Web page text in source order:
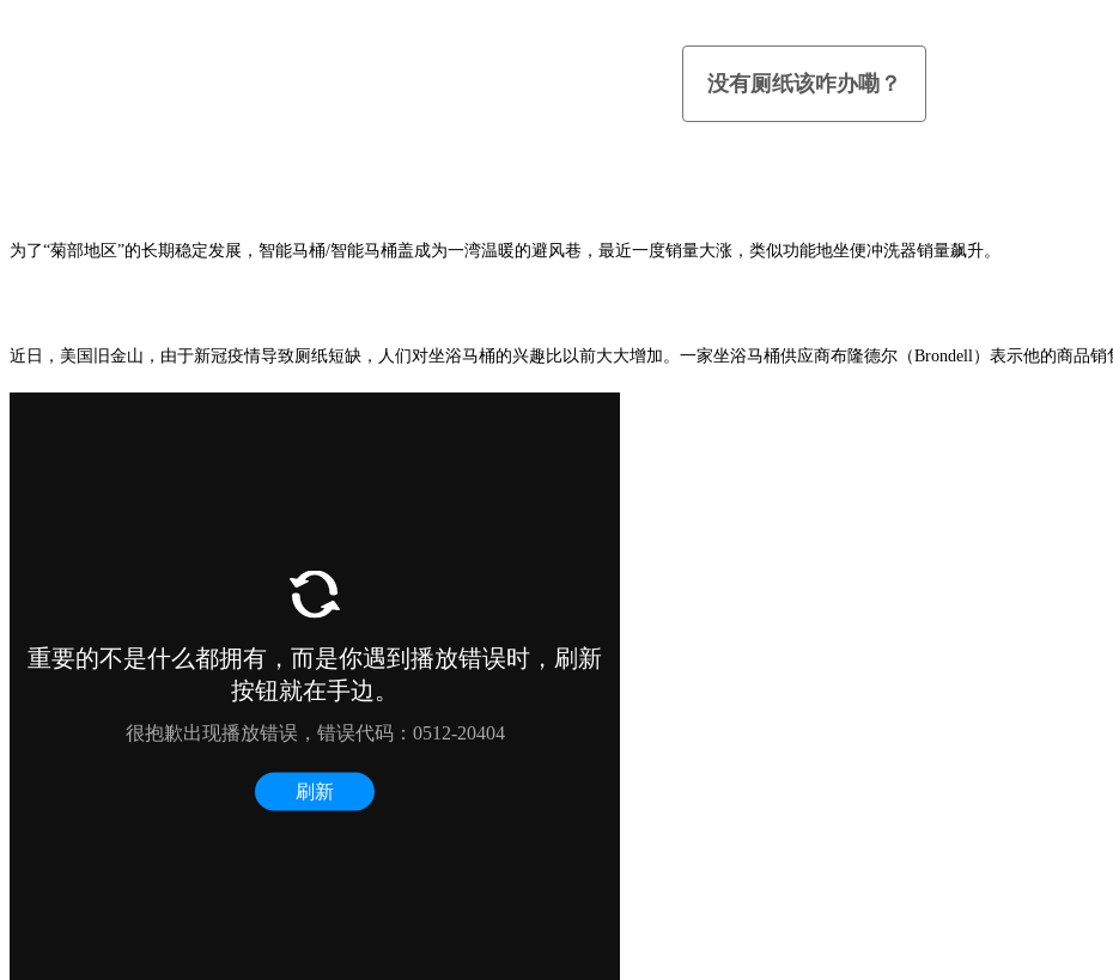
没有厕纸该咋办嘞？
为了“菊部地区”的长期稳定发展，智能马桶/智能马桶盖成为一湾温暖的避风巷，最近一度销量大涨，类似功能地坐便冲洗器销量飙升。
近日，美国旧金山，由于新冠疫情导致厕纸短缺，人们对坐浴马桶的兴趣比以前大大增加。一家坐浴马桶供应商布隆德尔（Brondell）表示他的商品销